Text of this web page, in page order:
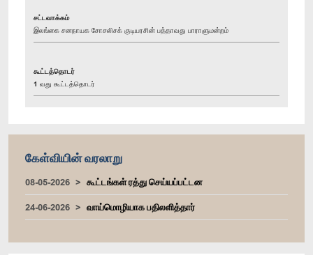
சட்டவாக்கம்
இலங்கை சனநாயக சோசலிசக் குடியரசின் பத்தாவது பாராளுமன்றம்
கூட்டத்தொடர்
1 வது கூட்டத்தொடர்
கேள்வியின் வரலாறு
08-05-2026
கூட்டங்கள் ரத்து செய்யப்பட்டன
24-06-2026
வாய்மொழியாக பதிலளித்தார்